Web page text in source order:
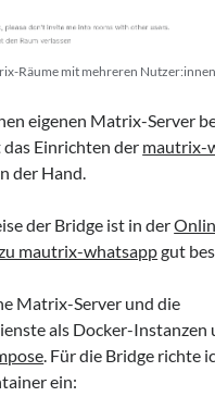
Räume mit mehreren
eigenen Matrix-Server
Einrichten der mautrix-
der Hand.
der Bridge ist in der
mautrix-whatsappgut
Matrix-Server und die
als Docker-Instanzen
. Für die Bridge richte
ein: